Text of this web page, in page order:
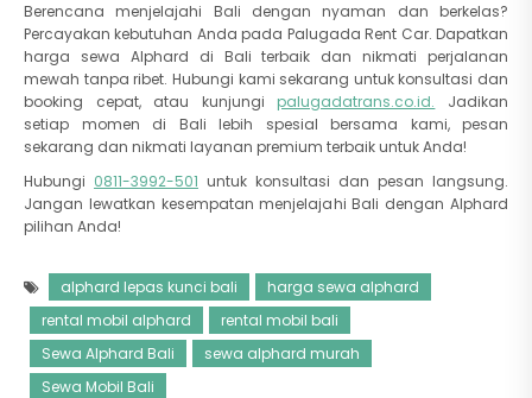
Berencana menjelajahi Bali dengan nyaman dan berkelas?
Percayakan kebutuhan Anda pada Palugada Rent Car. Dapatkan
harga sewa Alphard di Bali terbaik dan nikmati perjalanan
mewah tanpa ribet. Hubungi kami sekarang untuk konsultasi dan
booking cepat, atau kunjungipalugadatrans.co.id. Jadikan
setiap momen di Bali lebih spesial bersama kami, pesan
sekarang dan nikmati layanan premium terbaik untuk Anda!
Hubungi 0811-3992-501 untuk konsultasi dan pesan langsung.
Jangan lewatkan kesempatan menjelajahi Bali dengan Alphard
pilihan Anda!
alphard lepas kunci bali
harga sewa alphard
rental mobil alphard
rental mobil bali
Sewa Alphard Bali
sewa alphard murah
Sewa Mobil Bali